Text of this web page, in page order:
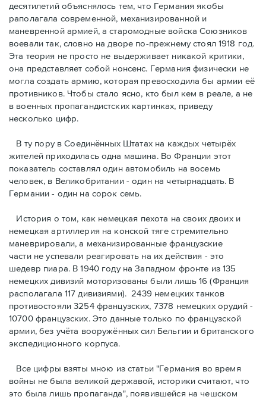
десятилетий объяснялось тем, что Германия якобы
раполагала современной, механизированной и
маневренной армией, а старомодные войска Союзников
воевали так, словно на дворе по-прежнему стоял 1918 год.
Эта теория не просто не выдерживает никакой критики,
она представляет собой нонсенс. Германия физически не
могла создать армию, которая превосходила бы армии её
противников. Чтобы стало ясно, кто был кем в реале, а не
в военных пропагандистских картинках, приведу
несколько цифр.
В ту пору в Соединённых Штатах на каждых четырёх
жителей приходилась одна машина. Во Франции этот
показатель составлял один автомобиль на восемь
человек, в Великобритании - один на четырнадцать. В
Германии - один на сорок семь.
История о том, как немецкая пехота на своих двоих и
немeцкая артиллерия на конской тяге стремительно
маневрировали, а механизированные французские
части не успевали реагировать на их действия - это
шедевр пиара. В 1940 году на Западном фронте из 135
немецких дивизий моторизованы были лишь 16 (Франция
располагала 117 дивизиями). 2439 немецких танков
противостояли 3254 французских, 7378 немецких орудий -
10700 французских. Это данные только по французской
армии, без учёта вооружённых сил Бельгии и британского
экспедиционного корпуса.
Bсе цифры взяты мною из статьи "Германия во время
войны не была великой державой, историки считают, что
это была лишь пропаганда", появившейся на чешском